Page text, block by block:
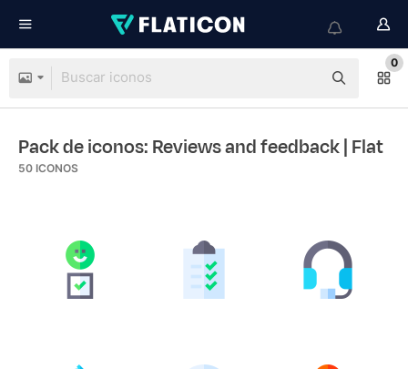
0
Pack de iconos: Reviews and feedback| Flat
50 ICONOS